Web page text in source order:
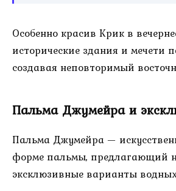
Особенно красив Крик в
исторические здания и мечети
создавая неповторимый
Пальма Джумейра и
Пальма Джумейра —
форме пальмы, предлагающий
эксклюзивные варианты